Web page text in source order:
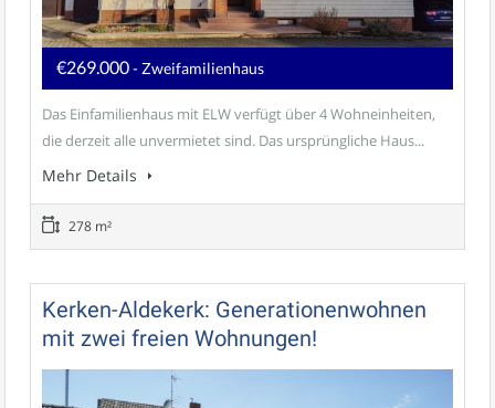
€269.000- Zweifamilienhaus
Das Einfamilienhaus mit ELW verfügt über 4 Wohneinheiten,
die derzeit alle unvermietet sind. Das ursprüngliche Haus...
Mehr Details
278 m²
Kerken-Aldekerk: Generationenwohnen
mit zwei freien Wohnungen!